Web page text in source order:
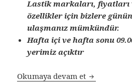
Lastik markaları, fiyatları
özellikler için bizlere
ulaşmanız mümkündür.
Hafta içi ve hafta sonu
yerimiz açıktır
Okumaya devam et SATILIK